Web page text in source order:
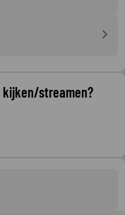
kijken/streamen?